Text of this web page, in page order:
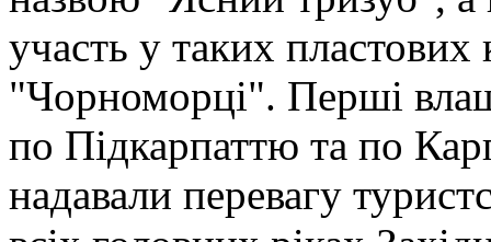
участь у таких
"Чорноморці". Перші
по Підкарпаттю та по
надавали перевагу